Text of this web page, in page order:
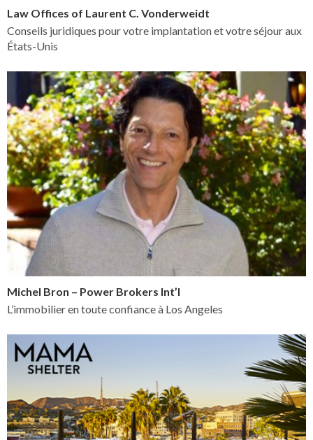
Law Offices of Laurent C. Vonderweidt
Conseils juridiques pour votre implantation et votre séjour aux
États-Unis
Michel Bron – Power Brokers Int’l
L’immobilier en toute confiance à Los Angeles